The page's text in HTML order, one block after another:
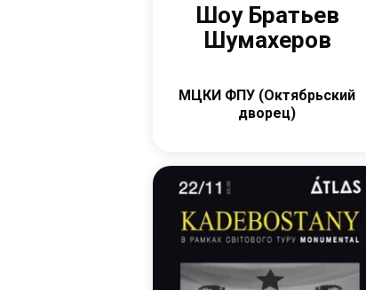
Шоу Братьев
Шумахеров
МЦКИ ФПУ (Октябрьский
дворец)
Детальніше